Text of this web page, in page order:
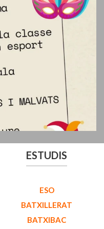
ESTUDIS
ESO
BATXILLERAT
BATXIBAC